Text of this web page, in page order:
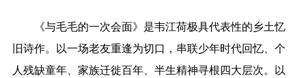
《与毛毛的一次会面》是韦江荷极具代表性的乡土忆
旧诗作。以一场老友重逢为切口，串联少年时代回忆、个
人残缺童年、家族迁徙百年、半生精神寻根四大层次。以